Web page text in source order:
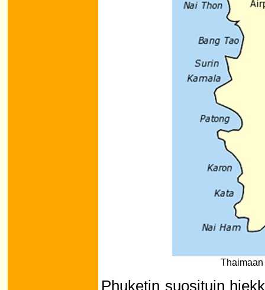
Phuketin suosituin